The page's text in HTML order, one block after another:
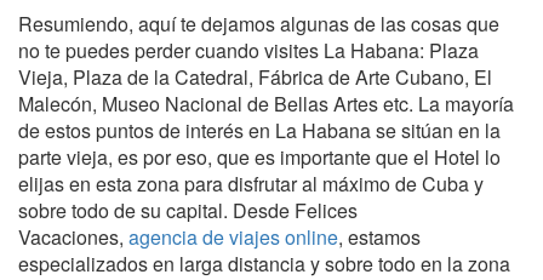
Resumiendo, aquí te dejamos algunas de las cosas que
no te puedes perder cuando visites La Habana: Plaza
Vieja, Plaza de la Catedral, Fábrica de Arte Cubano, El
Malecón, Museo Nacional de Bellas Artes etc. La mayoría
de estos puntos de interés en La Habana se sitúan en la
parte vieja, es por eso, que es importante que el Hotel lo
elijas en esta zona para disfrutar al máximo de Cuba y
sobre todo de su capital. Desde Felices
Vacaciones, agencia de viajes online, estamos
especializados en larga distancia y sobre todo en la zona